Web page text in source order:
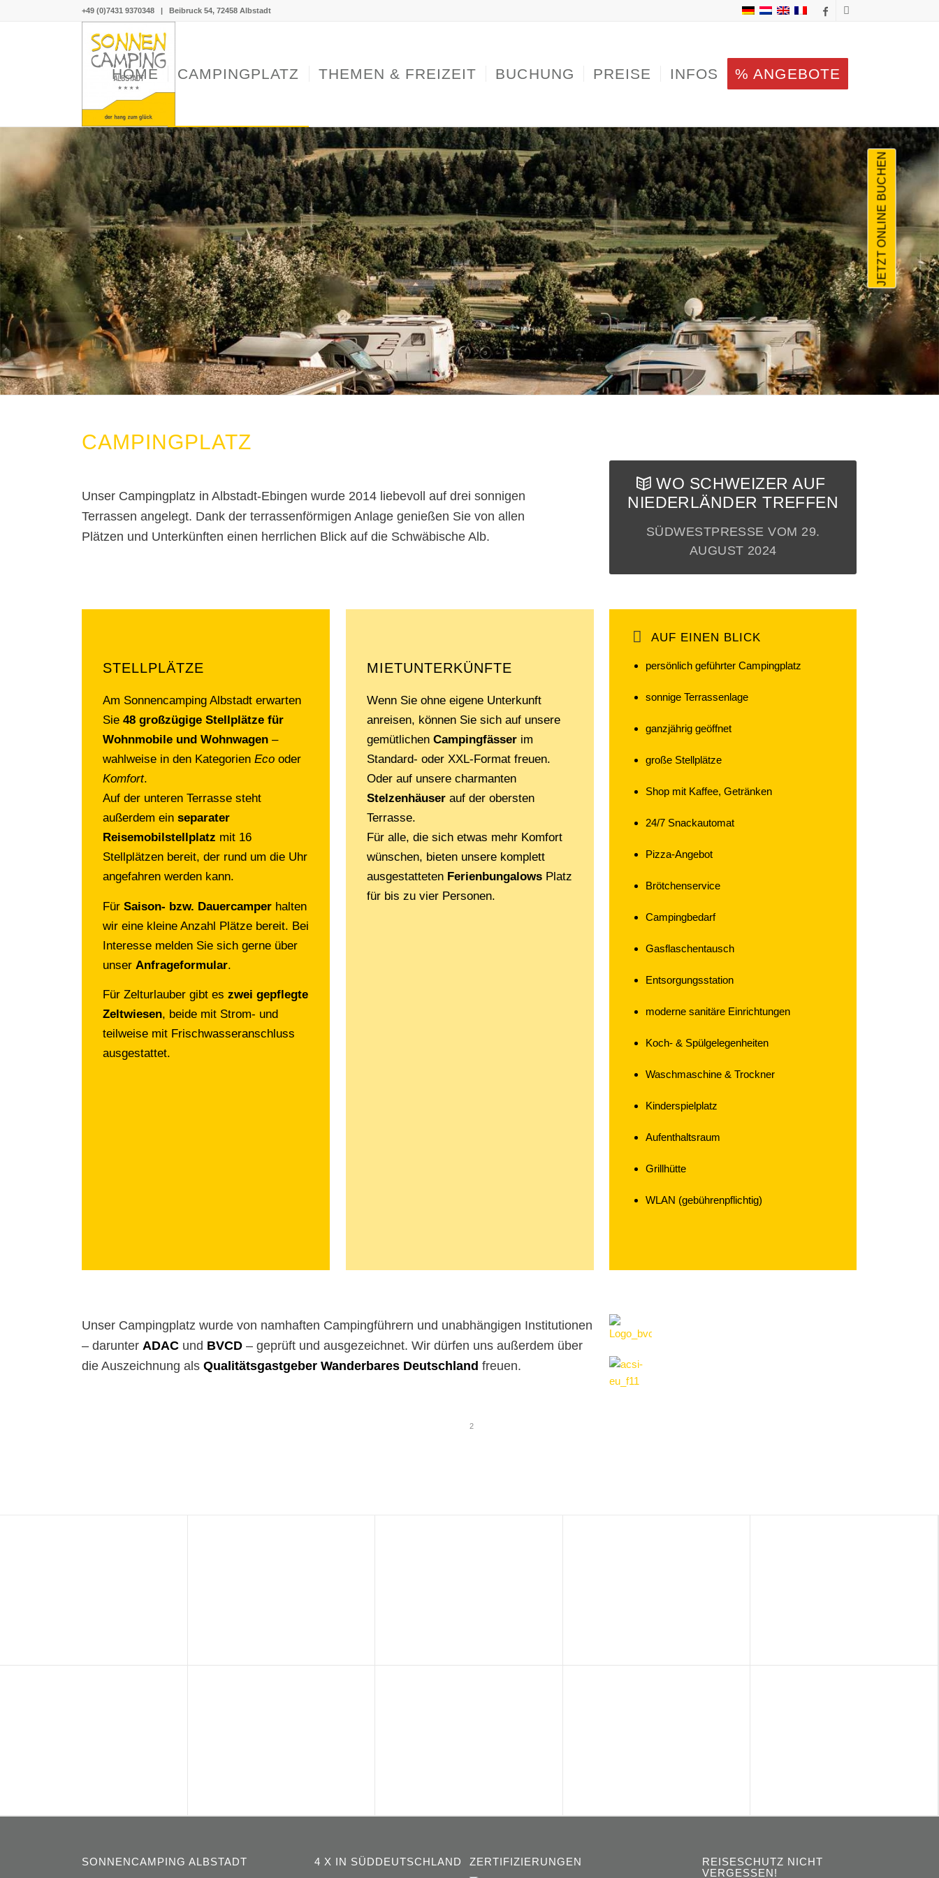
+49 (0)7431 9370348 |Beibruck 54, 72458 Albstadt
HOME CAMPINGPLATZ THEMEN & FREIZEIT BUCHUNG PREISE INFOS % ANGEBOTE
CAMPINGPLATZ
Unser Campingplatz in Albstadt-Ebingen wurde 2014 liebevoll auf drei sonnigen
Terrassen angelegt. Dank der terrassenförmigen Anlage genießen Sie von allen
Plätzen und Unterkünften einen herrlichen Blick auf die Schwäbische Alb.
WO SCHWEIZER AUF
NIEDERLÄNDER TREFFEN
SÜDWESTPRESSE VOM 29.
AUGUST 2024
STELLPLÄTZE
Am Sonnencamping Albstadt erwarten
Sie48 großzügige Stellplätze für
Wohnmobile und Wohnwagen –
wahlweise in den KategorienEcooder
Komfort.
Auf der unteren Terrasse steht
außerdem einseparater
Reisemobilstellplatz mit 16
Stellplätzen bereit, der rund um die Uhr
angefahren werden kann.
FürSaison- bzw. Dauercamper halten
wir eine kleine Anzahl Plätze bereit. Bei
Interesse melden Sie sich gerne über
unserAnfrageformular.
Für Zelturlauber gibt eszwei gepflegte
Zeltwiesen, beide mit Strom- und
teilweise mit Frischwasseranschluss
ausgestattet.
MIETUNTERKÜNFTE
Wenn Sie ohne eigene Unterkunft
anreisen, können Sie sich auf unsere
gemütlichenCampingfässer im
Standard- oder XXL-Format freuen.
Oder auf unsere charmanten
Stelzenhäuser auf der obersten
Terrasse.
Für alle, die sich etwas mehr Komfort
wünschen, bieten unsere komplett
ausgestatteten Ferienbungalows Platz
für bis zu vier Personen.
AUF EINEN BLICK
persönlich geführter Campingplatz
sonnige Terrassenlage
ganzjährig geöffnet
große Stellplätze
Shop mit Kaffee, Getränken
24/7 Snackautomat
Pizza-Angebot
Brötchenservice
Campingbedarf
Gasflaschentausch
Entsorgungsstation
moderne sanitäre Einrichtungen
Koch- & Spülgelegenheiten
Waschmaschine & Trockner
Kinderspielplatz
Aufenthaltsraum
Grillhütte
WLAN (gebührenpflichtig)
Unser Campingplatz wurde von namhaften Campingführern und unabhängigen Institutionen
– darunterADAC und BVCD – geprüft und ausgezeichnet. Wir dürfen uns außerdem über
die Auszeichnung alsQualitätsgastgeber Wanderbares Deutschland freuen.
1
2
JETZT ONLINE BUCHEN
SONNENCAMPING ALBSTADT 4 X IN SÜDDEUTSCHLAND ZERTIFIZIERUNGEN
REISESCHUTZ NICHT
VERGESSEN!